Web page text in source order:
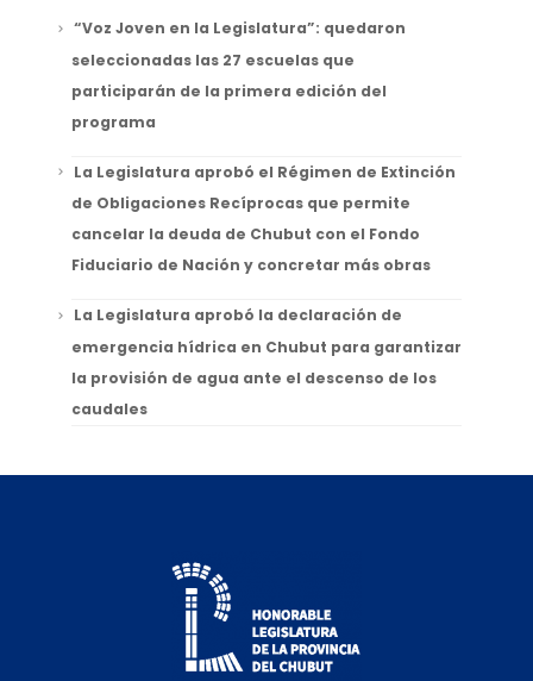
“Voz Joven en la Legislatura”: quedaron
seleccionadas las 27 escuelas que
participarán de la primera edición del
programa
La Legislatura aprobó el Régimen de Extinción
de Obligaciones Recíprocas que permite
cancelar la deuda de Chubut con el Fondo
Fiduciario de Nación y concretar más obras
La Legislatura aprobó la declaración de
emergencia hídrica en Chubut para garantizar
la provisión de agua ante el descenso de los
caudales